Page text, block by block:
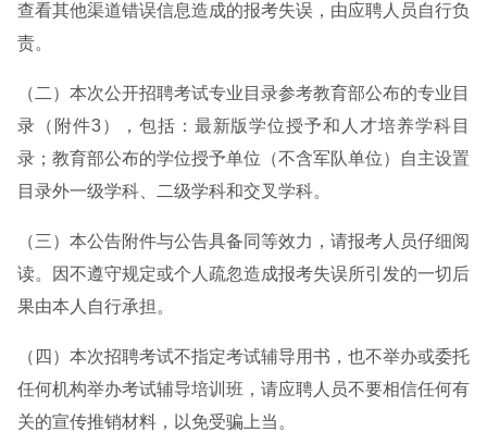
查看其他渠道错误信息造成的报考失误，由应聘人员自行负
责。
（二）本次公开招聘考试专业目录参考教育部公布的专业目
录（附件3），包括：最新版学位授予和人才培养学科目
录；教育部公布的学位授予单位（不含军队单位）自主设置
目录外一级学科、二级学科和交叉学科。
（三）本公告附件与公告具备同等效力，请报考人员仔细阅
读。因不遵守规定或个人疏忽造成报考失误所引发的一切后
果由本人自行承担。
（四）本次招聘考试不指定考试辅导用书，也不举办或委托
任何机构举办考试辅导培训班，请应聘人员不要相信任何有
关的宣传推销材料，以免受骗上当。